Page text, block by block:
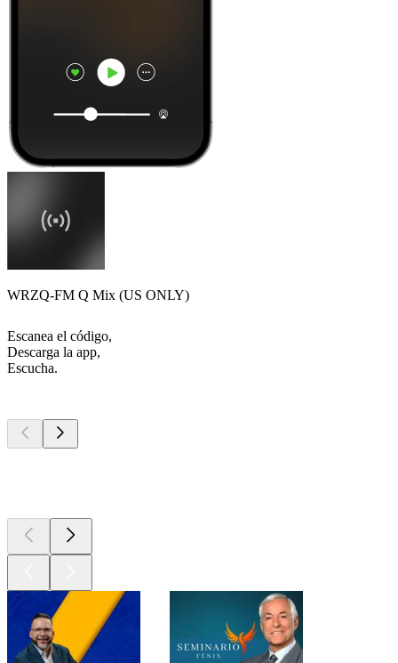
WRZQ-FM Q Mix (US ONLY)
Escanea el código,
Descarga la app,
Escucha.